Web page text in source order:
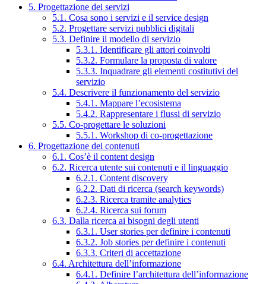
5. Progettazione dei servizi
5.1. Cosa sono i servizi e il service design
5.2. Progettare servizi pubblici digitali
5.3. Definire il modello di servizio
5.3.1. Identificare gli attori coinvolti
5.3.2. Formulare la proposta di valore
5.3.3. Inquadrare gli elementi costitutivi del
servizio
5.4. Descrivere il funzionamento del servizio
5.4.1. Mappare l’ecosistema
5.4.2. Rappresentare i flussi di servizio
5.5. Co-progettare le soluzioni
5.5.1. Workshop di co-progettazione
6. Progettazione dei contenuti
6.1. Cos’è il content design
6.2. Ricerca utente sui contenuti e il linguaggio
6.2.1. Content discovery
6.2.2. Dati di ricerca (search keywords)
6.2.3. Ricerca tramite analytics
6.2.4. Ricerca sui forum
6.3. Dalla ricerca ai bisogni degli utenti
6.3.1. User stories per definire i contenuti
6.3.2. Job stories per definire i contenuti
6.3.3. Criteri di accettazione
6.4. Architettura dell’informazione
6.4.1. Definire l’architettura dell’informazione